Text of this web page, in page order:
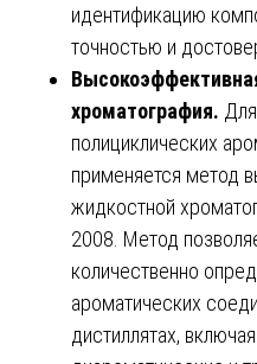
идентификацию
точностью и
хроматография.
полициклических
применяется метод
жидкостной
2008. Метод
количественно
ароматических
дистиллятах,